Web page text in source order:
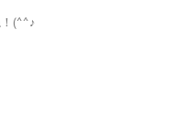
(^^♪